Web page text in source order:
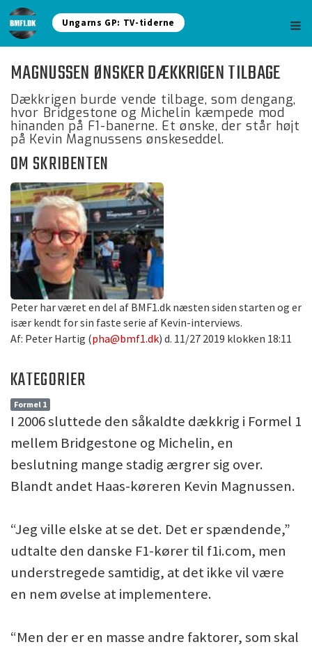
Ungarns GP: TV-tiderne
MAGNUSSEN ØNSKER DÆKKRIGEN TILBAGE
Dækkrigen burde vende tilbage, som dengang,
hvor Bridgestone og Michelin kæmpede mod
hinanden på F1-banerne. Et ønske, der står højt
på Kevin Magnussens ønskeseddel.
OM SKRIBENTEN
Peter har været en del af BMF1.dk næsten siden starten og er
især kendt for sin faste serie af Kevin-interviews.
Af: Peter Hartig (pha@bmf1.dk) d. 11/27 2019 klokken 18:11
KATEGORIER
Formel 1
I 2006 sluttede den såkaldte dækkrig i Formel 1
mellem Bridgestone og Michelin, en
beslutning mange stadig ærgrer sig over.
Blandt andet Haas-køreren Kevin Magnussen.
“Jeg ville elske at se det. Det er spændende,”
udtalte den danske F1-kører til f1i.com, men
understregede samtidig, at det ikke vil være
en nem øvelse at implementere.
“Men der er en masse andre faktorer, som skal